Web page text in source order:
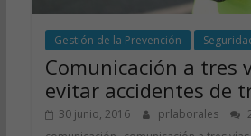
Gestión de la Prevención
Comunicación a tres
evitar accidentes de
30 junio, 2016 prlaborales